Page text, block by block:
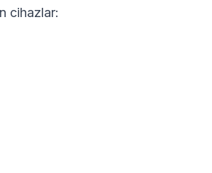
cihazlar: